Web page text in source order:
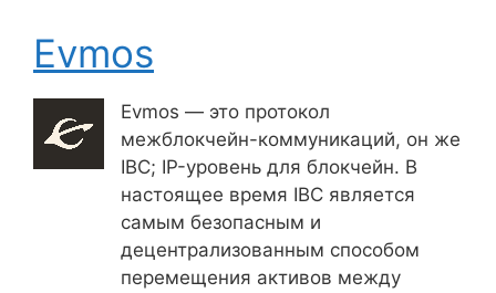
Evmos
Evmos — это протокол
межблокчейн-коммуникаций, он же
IBC; IP-уровень для блокчейн. В
настоящее время IBC является
самым безопасным и
децентрализованным способом
перемещения активов между